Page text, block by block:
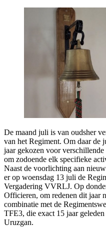
De maand juli is van oudsher
van het Regiment. Om daar de
jaar gekozen voor
om zodoende elk specifieke
Naast de voorlichting aan
er op woensdag 13 juli de
Vergadering VVRLJ. Op
Officieren, om redenen dit jaar
combinatie met de
TFE3, die exact 15 jaar
Uruzgan.